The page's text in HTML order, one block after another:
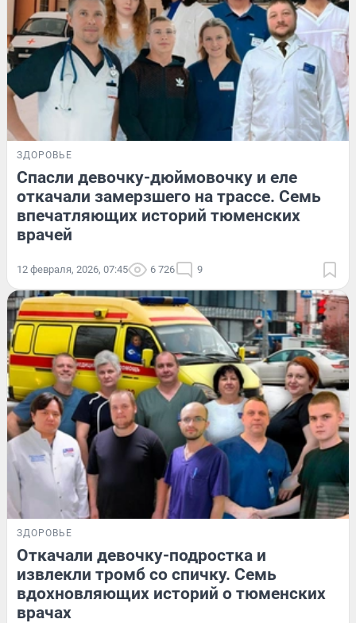
ЗДОРОВЬЕ
Спасли девочку-дюймовочку и еле
откачали замерзшего на трассе. Семь
впечатляющих историй тюменских
врачей
12 февраля, 2026, 07:45 6 726 9
ЗДОРОВЬЕ
Откачали девочку-подростка и
извлекли тромб со спичку. Семь
вдохновляющих историй о тюменских
врачах